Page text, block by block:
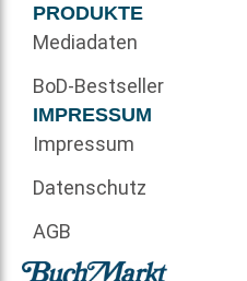
PRODUKTE
Mediadaten
BoD-Bestseller
IMPRESSUM
Impressum
Datenschutz
AGB